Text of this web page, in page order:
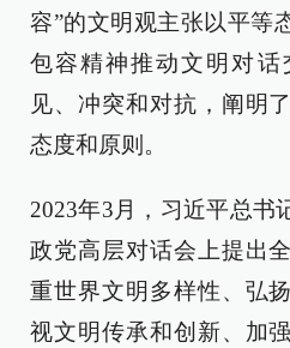
容”的文明观主张以平等
包容精神推动文明对话
见、冲突和对抗，阐明
态度和原则。
2023年3月，习近平总书
政党高层对话会上提出
重世界文明多样性、弘
视文明传承和创新、加